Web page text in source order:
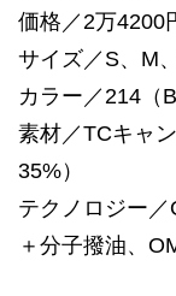
価格／2万4200
サイズ／S、M
カラー／214（
素材／TCキャ
35%）
テクノロジー／
＋分子撥油、